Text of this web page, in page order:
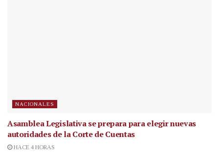
NACIONALES
Asamblea Legislativa se prepara para elegir nuevas
autoridades de la Corte de Cuentas
HACE 4 HORAS